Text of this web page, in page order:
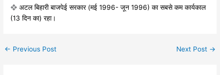
❖ अटल बिहारी बाजपेई सरकार (मई 1996-जून 1996) का सबसे कम कार्यकाल
(13दिन का) रहा।
← Previous Post Next Post →